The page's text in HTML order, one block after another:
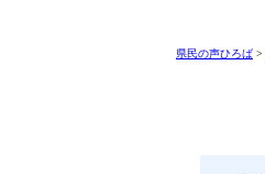
県民の声ひろば >